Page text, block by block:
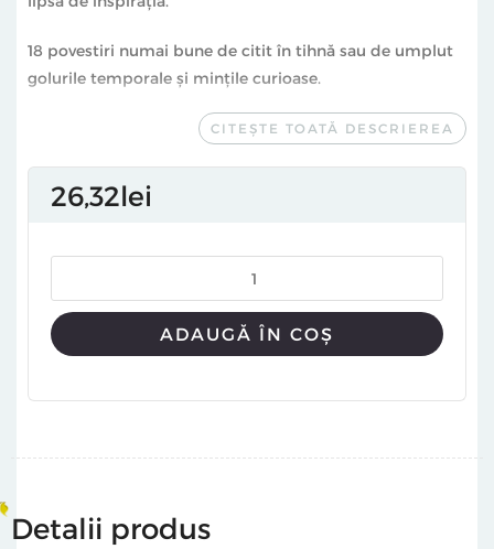
18 povestiri numai bune de citit în tihnă sau de umplut
golurile temporale și mințile curioase.
Tom Hanks deschide volumul cu o povestire despre
modernă: „Să fiu iubitul Annei mă făcea să mă simt de
parcă mă antrenam pentru Trupele Speciale Americane
povestire despre un interviu neobișnuit, o alta despre
„un bărbat de 38 de ani izgonit din casă în mod civilizat
pe piscurile munților Himalaya, chinurile unui priveghi la
copilăriei, dar și amintirile pline de remușcări ale unei
contemporani (Doina Ruști, Bogdan Alexandru
Stănescu, Marian Truță, Lavinia Braniște, Cornel Bălan), și
CITEȘTE TOATĂ DESCRIEREA
2632lei
ADAUGĂ ÎN COȘ
Detalii produs